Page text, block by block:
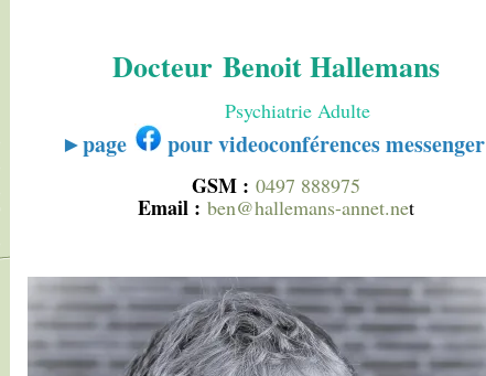
Docteur Benoit Hallemans
Psychiatrie Adulte
►page pour videoconférences messenger
GSM : 0497 888975
Email : ben@hallemans-annet.net